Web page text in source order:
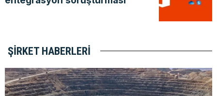
ŞIRKET HABERLERI